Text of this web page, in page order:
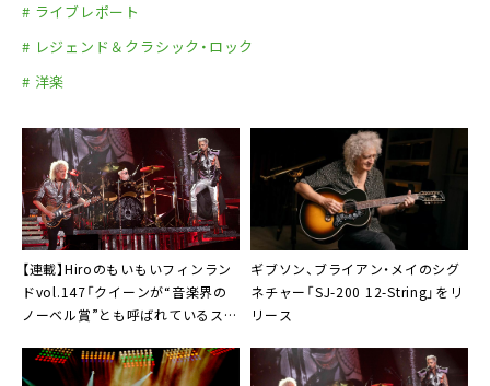
# ライブレポート
# レジェンド＆クラシック・ロック
# 洋楽
【連載】Hiroのもいもいフィンラン
ドvol.147「クイーンが“音楽界の
ノーベル賞”とも呼ばれているスウ
ギブソン、ブライアン・メイのシグ
ネチャー「SJ-200 12-String」をリ
リース